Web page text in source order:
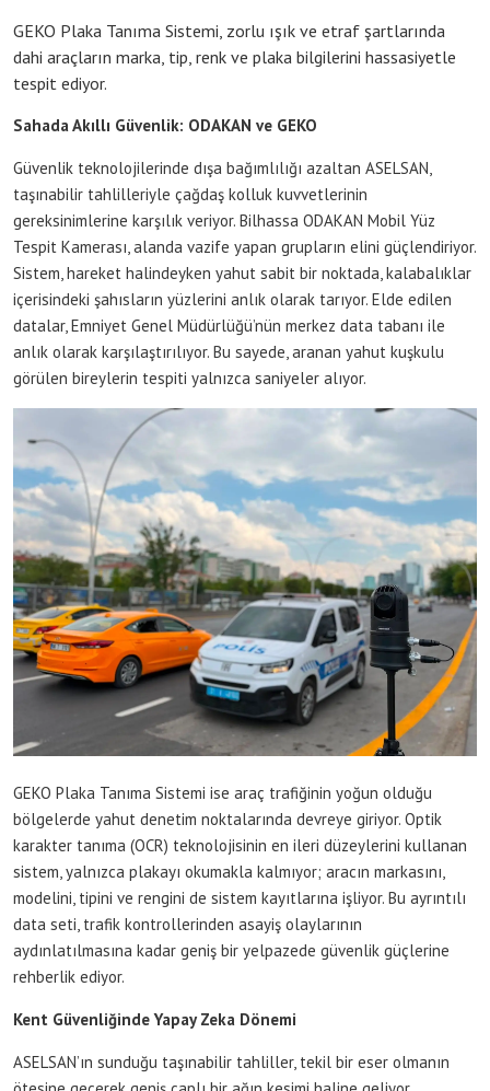
GEKO Plaka Tanıma Sistemi, zorlu ışık ve etraf şartlarında
dahi araçların marka, tip, renk ve plaka bilgilerini hassasiyetle
tespit ediyor.
Sahada Akıllı Güvenlik: ODAKAN ve GEKO
Güvenlik teknolojilerinde dışa bağımlılığı azaltan ASELSAN,
taşınabilir tahlilleriyle çağdaş kolluk kuvvetlerinin
gereksinimlerine karşılık veriyor. Bilhassa ODAKAN Mobil Yüz
Tespit Kamerası, alanda vazife yapan grupların elini güçlendiriyor.
Sistem, hareket halindeyken yahut sabit bir noktada, kalabalıklar
içerisindeki şahısların yüzlerini anlık olarak tarıyor. Elde edilen
datalar, Emniyet Genel Müdürlüğü’nün merkez data tabanı ile
anlık olarak karşılaştırılıyor. Bu sayede, aranan yahut kuşkulu
görülen bireylerin tespiti yalnızca saniyeler alıyor.
GEKO Plaka Tanıma Sistemi ise araç trafiğinin yoğun olduğu
bölgelerde yahut denetim noktalarında devreye giriyor. Optik
karakter tanıma (OCR) teknolojisinin en ileri düzeylerini kullanan
sistem, yalnızca plakayı okumakla kalmıyor; aracın markasını,
modelini, tipini ve rengini de sistem kayıtlarına işliyor. Bu ayrıntılı
data seti, trafik kontrollerinden asayiş olaylarının
aydınlatılmasına kadar geniş bir yelpazede güvenlik güçlerine
rehberlik ediyor.
Kent Güvenliğinde Yapay Zeka Dönemi
ASELSAN’ın sunduğu taşınabilir tahliller, tekil bir eser olmanın